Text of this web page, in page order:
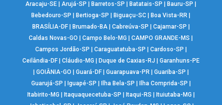
Aracaju-SE |Arujá-SP Barretos-SP Batatais-SP Bauru-SP
Bebedouro-SP
Bertioga-SP Biguaçu-SC Boa Vista-RR
BRASÍLIA-DF| Brumado-BA| Cabreúva-SP Cajamar-SP
Caldas Novas-GO
|Campo Belo-MG |CAMPO GRANDE-MS
Campos Jordão-SP
Caraguatatuba-SP Cardoso-SP
Ceilândia-DF| Cláudio-MG Duque de Caxias-RJ
Garanhuns-PE
GOIÂNIA-GO Guará-DF| Guarapuava-PR| Guariba-SP
Guarujá-SP
Iguapé-SP Ilha Bela-SP Ilha Comprida-SP
Itabirito-MG
Itaquaquecetuba-SP Itaqui-RS Ituiutaba-MG